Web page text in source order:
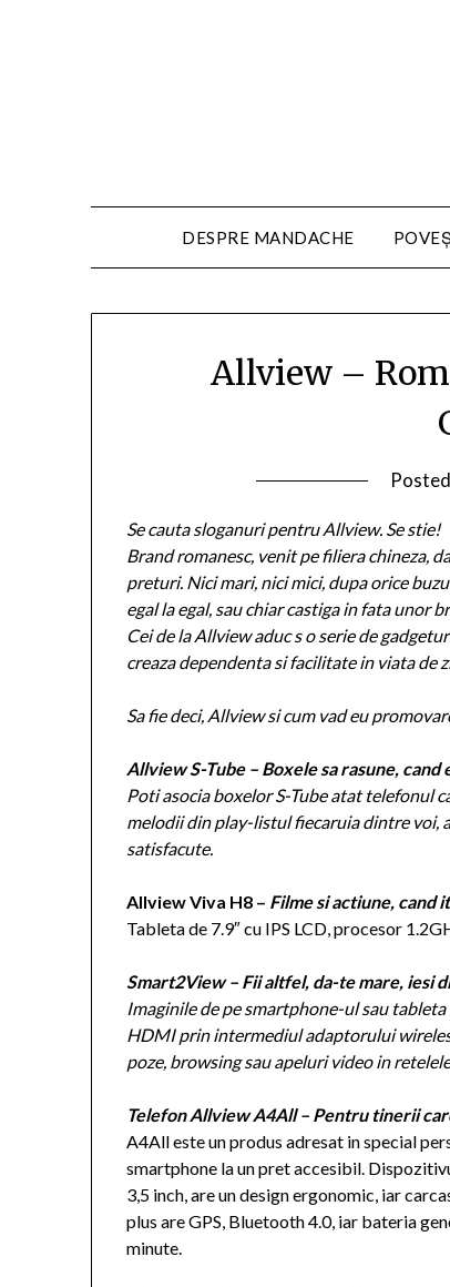
DESPRE MANDACHE
Allview –
Se cauta sloganuri pentru Allview. Se stie!
Brand romanesc, venit pe filiera chineza,
preturi. Nici mari, nici mici, dupa orice
egal la egal, sau chiar castiga in fata unor
Cei de la Allview aduc s o serie de
creaza dependenta si facilitate in viata de
Sa fie deci, Allview si cum vad eu
Allview S-Tube – Boxele sa rasune,
Poti asocia boxelor S-Tube atat telefonul
melodii din play-listul fiecaruia dintre voi,
satisfacute.
Allview Viva H8 – Filme si actiune, cand
Tableta de 7.9″ cu IPS LCD, procesor
Smart2View – Fii altfel, da-te mare, iesi
Imaginile de pe smartphone-ul sau
HDMI prin intermediul adaptorului
poze, browsing sau apeluri video in
Telefon Allview A4All – Pentru tinerii
A4All este un produs adresat in special
smartphone la un pret accesibil.
3,5 inch, are un design ergonomic, iar
plus are GPS, Bluetooth 4.0, iar bateria
minute.